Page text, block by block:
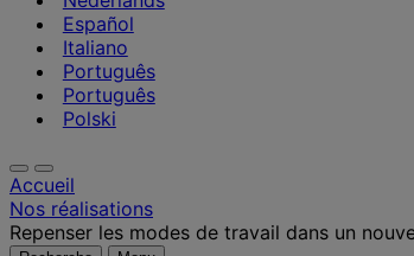
Español
Italiano
Português
Português
Polski
Accueil
Nos réalisations
Repenser les modes de travail dans un